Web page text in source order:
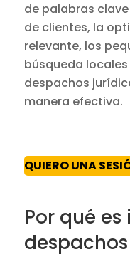
de palabras
de clientes, la
relevante, los
búsqueda
despachos
manera efectiva.
QUIERO UNA
Por qué